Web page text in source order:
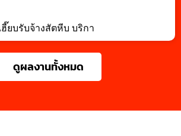
ฮี๊ยบรับจ้างสัตหีบ บริกา
ดูผลงานทั้งหมด